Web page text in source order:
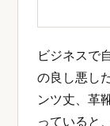
ビジネスで
の良し悪し
ンツ丈、革
っていると